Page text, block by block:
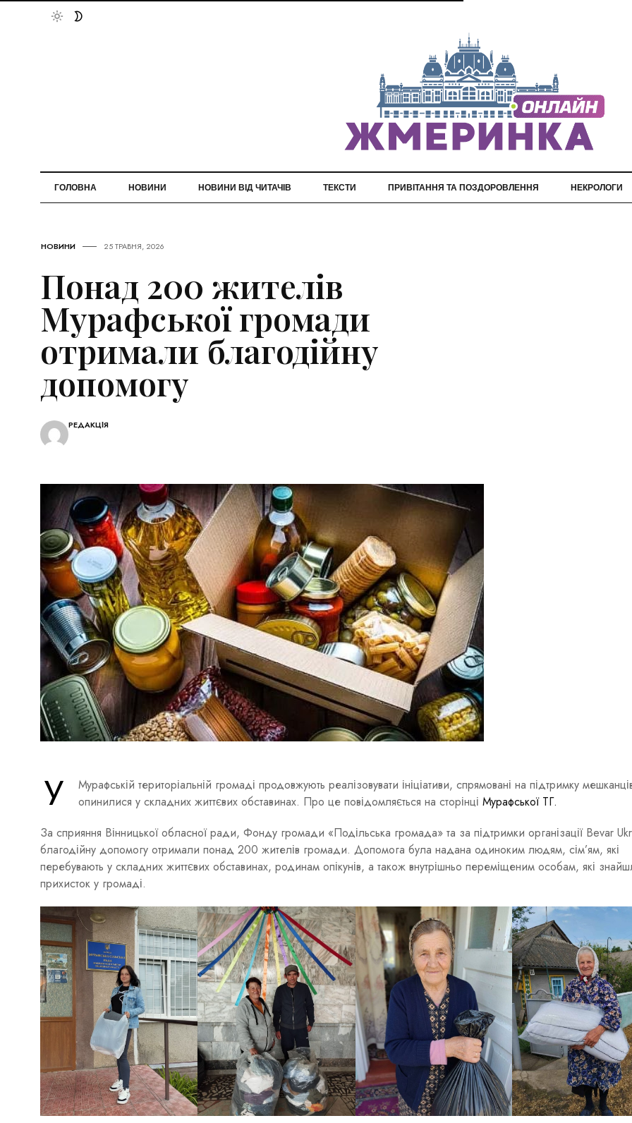
ГОЛОВНА НОВИНИ НОВИНИ ВІД ЧИТАЧІВ ТЕКСТИ ПРИВІТАННЯ ТА ПОЗДОРОВЛЕННЯ НЕКРОЛОГИ
НОВИНИ 25 ТРАВНЯ, 2026
Понад 200 жителів
Мурафської громади
отримали благодійну
допомогу
РЕДАКЦІЯ
У
Мурафській територіальній громаді продовжують реалізовувати ініціативи, спрямовані на підтримку
опинилися у складних життєвих обставинах. Про це повідомляється на сторінці Мурафської ТГ.
За сприяння Вінницької обласної ради, Фонду громади «Подільська громада» та за підтримки організації Bevar
благодійну допомогу отримали понад 200 жителів громади. Допомога була надана одиноким людям, сім’ям, які
перебувають у складних життєвих обставинах, родинам опікунів, а також внутрішньо переміщеним особам, які
прихисток у громаді.